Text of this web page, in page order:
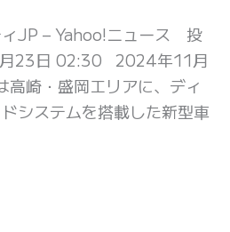
ィJP – Yahoo!ニュース 投
23日 02:30 2024年11月
高崎・盛岡エリアに、ディ
システムを搭載した新型車